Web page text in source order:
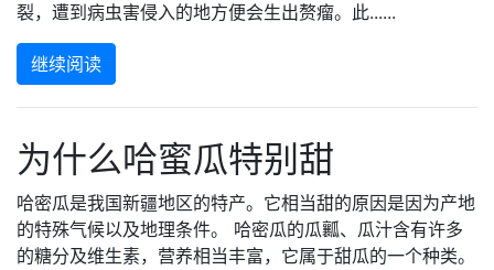
裂，遭到病虫害侵入的地方便会生出赘瘤。此......
继续阅读
为什么哈蜜瓜特别甜
哈密瓜是我国新疆地区的特产。它相当甜的原因是因为产地
的特殊气候以及地理条件。 哈密瓜的瓜瓤、瓜汁含有许多
的糖分及维生素，营养相当丰富，它属于甜瓜的一个种类。